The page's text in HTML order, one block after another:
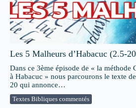
Les 5 Malheurs d’Habacuc (2.5-
Textes Bibliques commentés
Dans ce 3ème épisode de « la méthode
à Habacuc » nous parcourons le texte
20 qui annonce…